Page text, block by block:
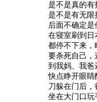
是不是真的
是不是有无
后面不确定
在寝室刷到日
都停不下来，
要杀死自己，
到我妈、我爸
快点睁开眼睛
刀躲在门后
坐在大门口玩